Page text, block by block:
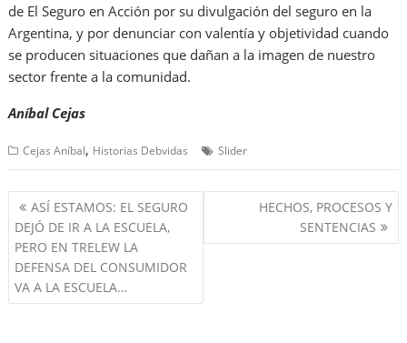
de El Seguro en Acción por su divulgación del seguro en la
Argentina, y por denunciar con valentía y objetividad cuando
se producen situaciones que dañan a la imagen de nuestro
sector frente a la comunidad.
Aníbal Cejas
Cejas Aníbal, Historias Debvidas Slider
Navegación
de
entradas
ASÍ ESTAMOS: EL SEGURO
DEJÓ DE IR A LA ESCUELA,
PERO EN TRELEW LA
DEFENSA DEL CONSUMIDOR
VA A LA ESCUELA…
HECHOS, PROCESOS Y
SENTENCIAS